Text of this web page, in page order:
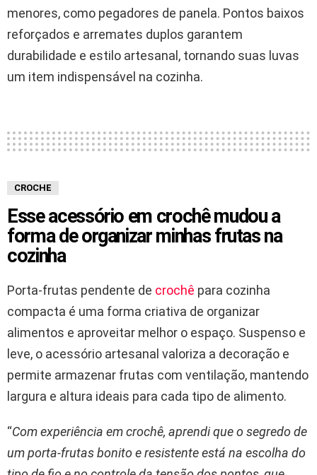
menores, como pegadores de panela. Pontos baixos
reforçados e arremates duplos garantem
durabilidade e estilo artesanal, tornando suas luvas
um item indispensável na cozinha.
CROCHE
Esse acessório em crochê mudou a
forma de organizar minhas frutas na
cozinha
Porta-frutas pendente de crochê para cozinha
compacta é uma forma criativa de organizar
alimentos e aproveitar melhor o espaço. Suspenso e
leve, o acessório artesanal valoriza a decoração e
permite armazenar frutas com ventilação, mantendo
largura e altura ideais para cada tipo de alimento.
“Com experiência em crochê, aprendi que o segredo de
um porta-frutas bonito e resistente está na escolha do